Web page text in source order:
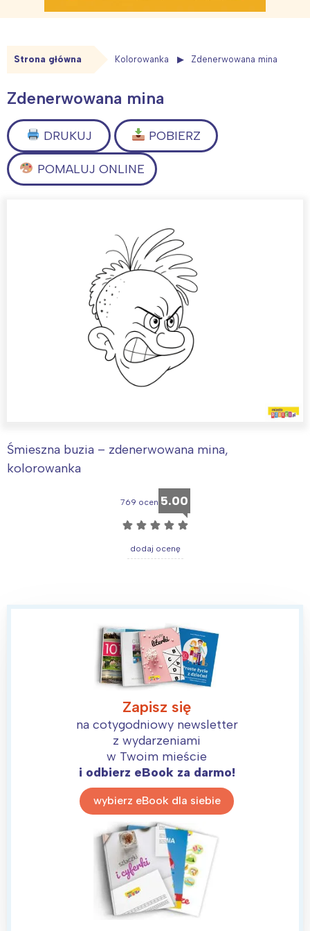
Strona główna Kolorowanka Zdenerwowana mina
Zdenerwowana mina
DRUKUJ POBIERZ
POMALUJ ONLINE
Śmieszna buzia – zdenerwowana mina,
kolorowanka
769 ocen 5.00
☆ ☆ ☆ ☆ ☆
dodaj ocenę
Zapisz się
na cotygodniowy newsletter
z wydarzeniami
w Twoim mieście
i odbierz eBook za darmo!
wybierz eBook dla siebie